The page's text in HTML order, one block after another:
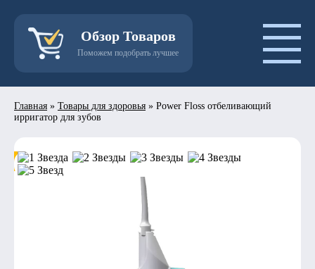
Обзор Товаров
Поможем подобрать лучшее
Главная » Товары для здоровья » Power Floss отбеливающий
ирригатор для зубов
- 50%